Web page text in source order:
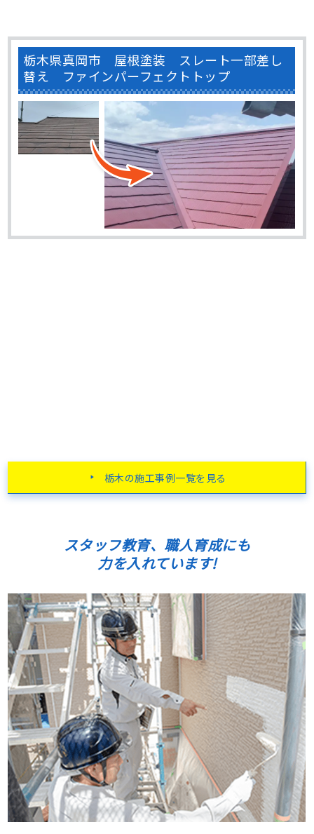
栃木県真岡市 屋根塗装 スレート一部差し
替え ファインパーフェクトトップ
栃木の施工事例一覧を見る
スタッフ教育、職人育成にも
力を入れています!